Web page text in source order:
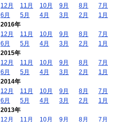
12月
11月 10月 9月 8月
7月
6月
5月 4月 3月 2月
1月
2016年
12月
11月 10月 9月 8月
7月
6月
5月 4月 3月 2月
1月
2015年
12月
11月 10月 9月 8月
7月
6月
5月 4月 3月 2月
1月
2014年
12月
11月 10月 9月 8月
7月
6月
5月 4月 3月 2月
1月
2013年
12月
11月 10月 9月 8月 7月